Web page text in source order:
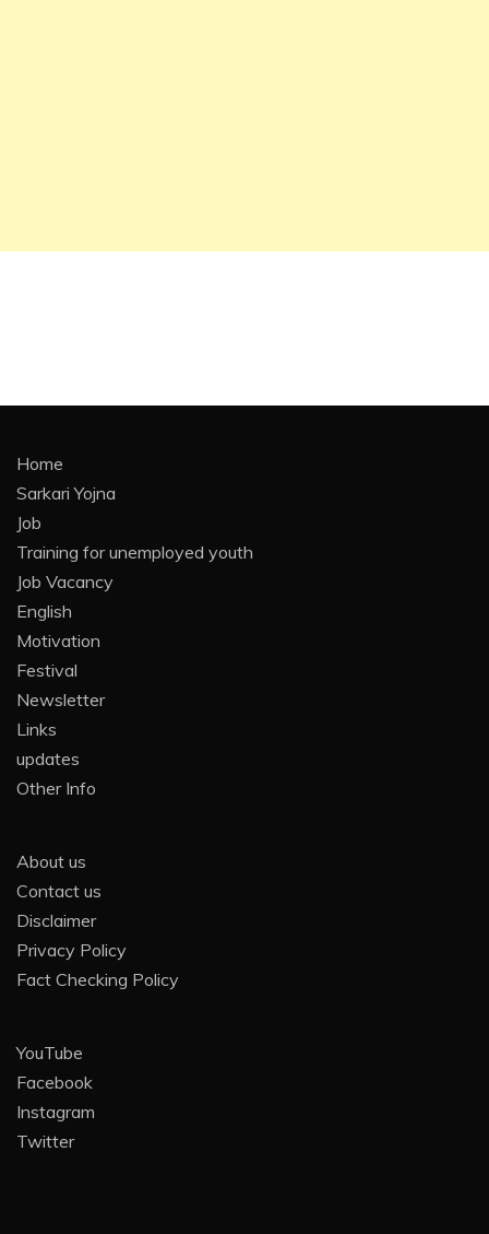
Home
Sarkari Yojna
Job
Training for unemployed youth
Job Vacancy
English
Motivation
Festival
Newsletter
Links
updates
Other Info
About us
Contact us
Disclaimer
Privacy Policy
Fact Checking Policy
YouTube
Facebook
Instagram
Twitter